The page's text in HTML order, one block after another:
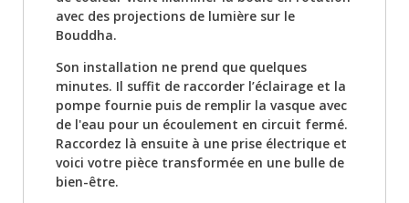
avec des projections de lumière sur le
Bouddha.
Son installation ne prend que quelques
minutes. Il suffit de raccorder l’éclairage et la
pompe fournie puis de remplir la vasque avec
de l'eau pour un écoulement en circuit fermé.
Raccordez là ensuite à une prise électrique et
voici votre pièce transformée en une bulle de
bien-être.